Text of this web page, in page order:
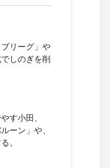
リーグ」や
しのぎを削
す小田、
ーン」や、
。